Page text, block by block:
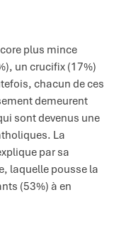
plus mince
un crucifix (17%)
chacun de ces
demeurent
sont devenus une
La
par sa
laquelle pousse la
(53%) à en